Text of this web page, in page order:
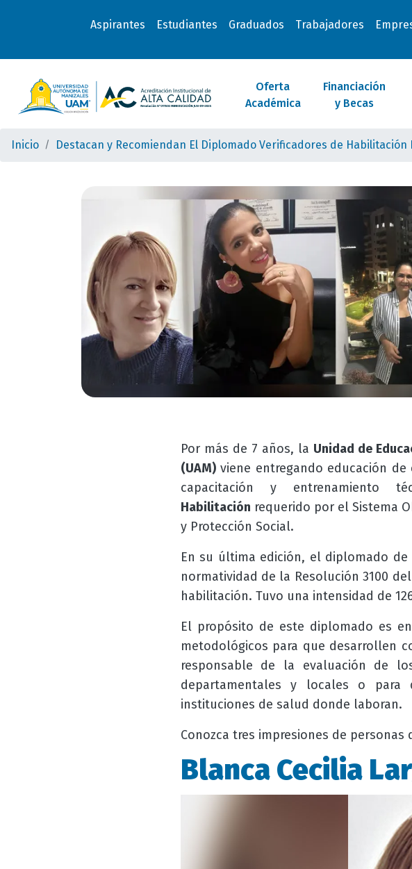
Aspirantes Estudiantes Graduados Trabajadores
Oferta
Académica
Financiación
y Becas
Inicio Destacan y Recomiendan El Diplomado Verificadores de Habilitación
Por más de 7 años, la Unidad de
(UAM)viene entregando educación
capacitación y entrenamiento
Habilitación requerido por el Sistema
y Protección Social.
En su última edición, el diplomado de
normatividad de la Resolución 3100
habilitación. Tuvo una intensidad de
El propósito de este diplomado es
metodológicos para que desarrollen
responsable de la evaluación de
departamentales y locales o para
instituciones de salud donde laboran.
Conozca tres impresiones de
Blanca Cecilia